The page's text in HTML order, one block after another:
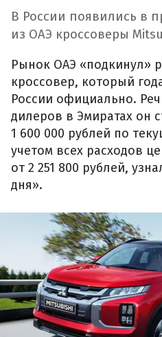
В России появились в
из ОАЭ кроссоверы
Рынок ОАЭ «подкинул»
кроссовер, который
России официально.
дилеров в Эмиратах он
1 600 000 рублей по
учетом всех расходов
от 2 251 800 рублей,
дня».